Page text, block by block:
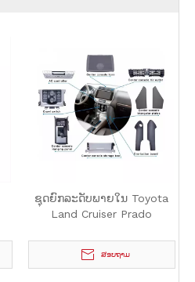
ຊຸດຍົກລະດັບພາຍໃນ Toyota
Land Cruiser Prado
ສອບຖາມ